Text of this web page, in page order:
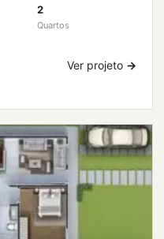
2
Quartos
Ver projeto →